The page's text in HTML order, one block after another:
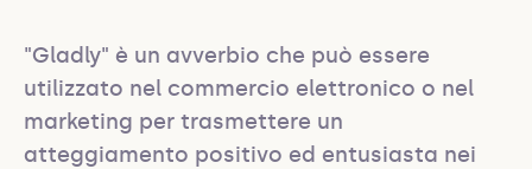
"Gladly" è un avverbio che può essere
utilizzato nel commercio elettronico o nel
marketing per trasmettere un
atteggiamento positivo ed entusiasta nei